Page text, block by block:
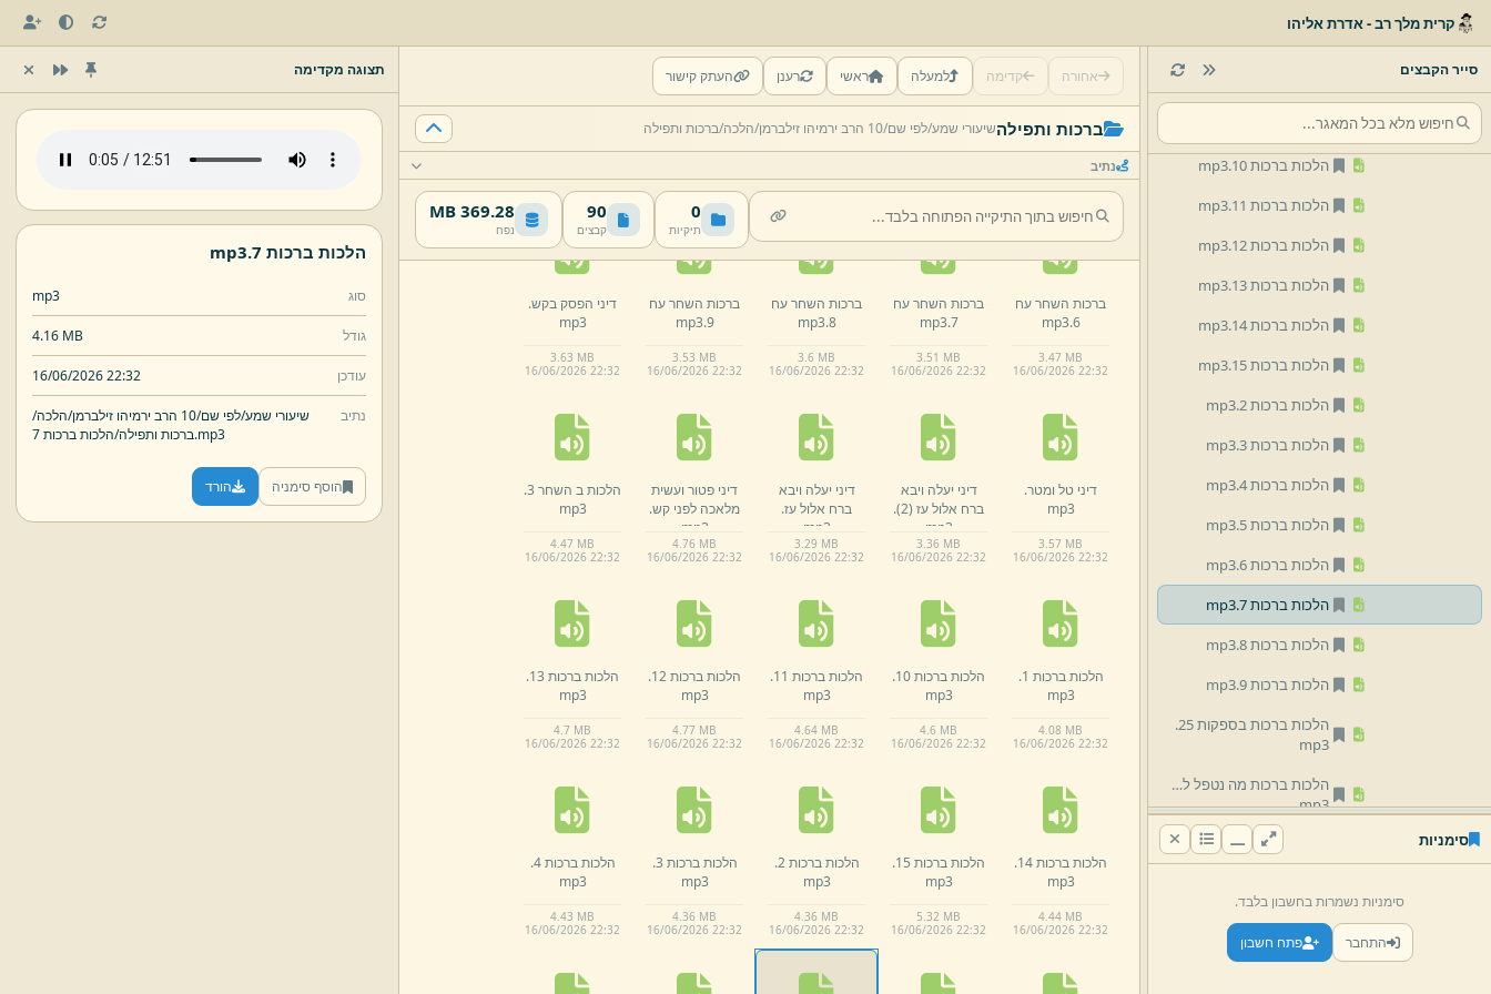
קרית מלך רב - אדרת אליהו
סייר הקבצים
mp3
הלכות ברכות 1.
הלכות ברכות 10.
mp3
הלכות ברכות 11.
mp3
הלכות ברכות 12.
mp3
הלכות ברכות 13.
mp3
הלכות ברכות 14.
mp3
הלכות ברכות 15.
mp3
הלכות ברכות 2.
mp3
הלכות ברכות 3.
mp3
הלכות ברכות 4.
mp3
הלכות ברכות 5.
mp3
הלכות ברכות 6.
mp3
הלכות ברכות 7.
mp3
הלכות ברכות 8.
mp3
הלכות ברכות 9.
mp3
הלכות ברכות בספקות 25.
mp3
הלכות ברכות מה נטפל לפת 27.
mp3
הלכות ברכות ספקות 26.
mp3
mp3
סימניות
סימניות נשמרות בחשבון בלבד.
התחבר פתח חשבון
אחורה קדימה למעלה ראשי רענן העתק קישור
ברכות ותפילהשיעורי שמע/לפי שם/10 הרב ירמיהו זילברמן/ הלכה/ברכות ותפילה
נתיב
0
תיקיות
90
קבצים
369.28 MB
נפח
ברכות השחר עח
13.
mp3
16/06/2026 22:32
2.
mp3
16/06/2026 22:32
3.
mp3
16/06/2026 22:32
4.
mp3
16/06/2026 22:32
16/06/2026 22:32
ברכות השחר עח
6.
mp3
3.47 MB
16/06/2026 22:32
ברכות השחר עח
7.
mp3
3.51 MB
16/06/2026 22:32
ברכות השחר עח
8.
mp3
3.6 MB
16/06/2026 22:32
ברכות השחר עח
9.
mp3
3.53 MB
16/06/2026 22:32
דיני הפסק בקש.
mp3
3.63 MB
16/06/2026 22:32
דיני טל ומטר.
mp3
3.57 MB
16/06/2026 22:32
דיני יעלה ויבא
ברח אלול עז (2)
.
mp3
3.36 MB
16/06/2026 22:32
דיני יעלה ויבא
ברח אלול עז.
mp3
3.29 MB
16/06/2026 22:32
דיני פטור ועשית
מלאכה לפני קש.
mp3
4.76 MB
16/06/2026 22:32
הלכות ב השחר 3.
mp3
4.47 MB
16/06/2026 22:32
הלכות ברכות 1.
mp3
4.08 MB
16/06/2026 22:32
הלכות ברכות 10.
mp3
4.6 MB
16/06/2026 22:32
הלכות ברכות 11.
mp3
4.64 MB
16/06/2026 22:32
הלכות ברכות 12.
mp3
4.77 MB
16/06/2026 22:32
הלכות ברכות 13.
mp3
4.7 MB
16/06/2026 22:32
הלכות ברכות 14.
mp3
4.44 MB
16/06/2026 22:32
הלכות ברכות 15.
mp3
5.32 MB
16/06/2026 22:32
הלכות ברכות 2.
mp3
4.36 MB
16/06/2026 22:32
הלכות ברכות 3.
mp3
4.36 MB
16/06/2026 22:32
הלכות ברכות 4.
mp3
4.43 MB
16/06/2026 22:32
תצוגה מקדימה
הלכות ברכות 7. mp3
סוג mp3
גודל 4.16 MB
עודכן 16/06/2026 22:32
נתיב שיעורי שמע/לפי שם/10 הרב ירמיהו זילברמן/
הלכה/
ברכות ותפילה/הלכות ברכות 7.mp3
הוסף סימניה הורד